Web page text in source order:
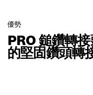
優勢
PRO 鎚鑽轉
的堅固鑽頭轉